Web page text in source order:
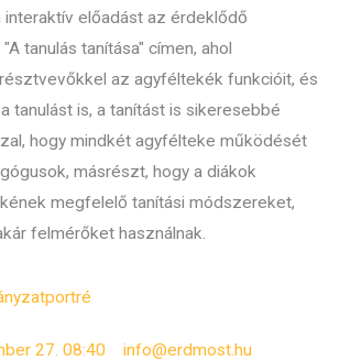
előadást az érdeklődő
tanulás tanítása" címen, ahol
az agyféltekék funkcióit, és
tanulást is, a tanítást is sikeresebbé
hogy mindkét agyfélteke működését
másrészt, hogy a diákok
megfelelő tanítási módszereket,
felmérőket használnak.
portré
27. 08:40 info@erdmost.hu